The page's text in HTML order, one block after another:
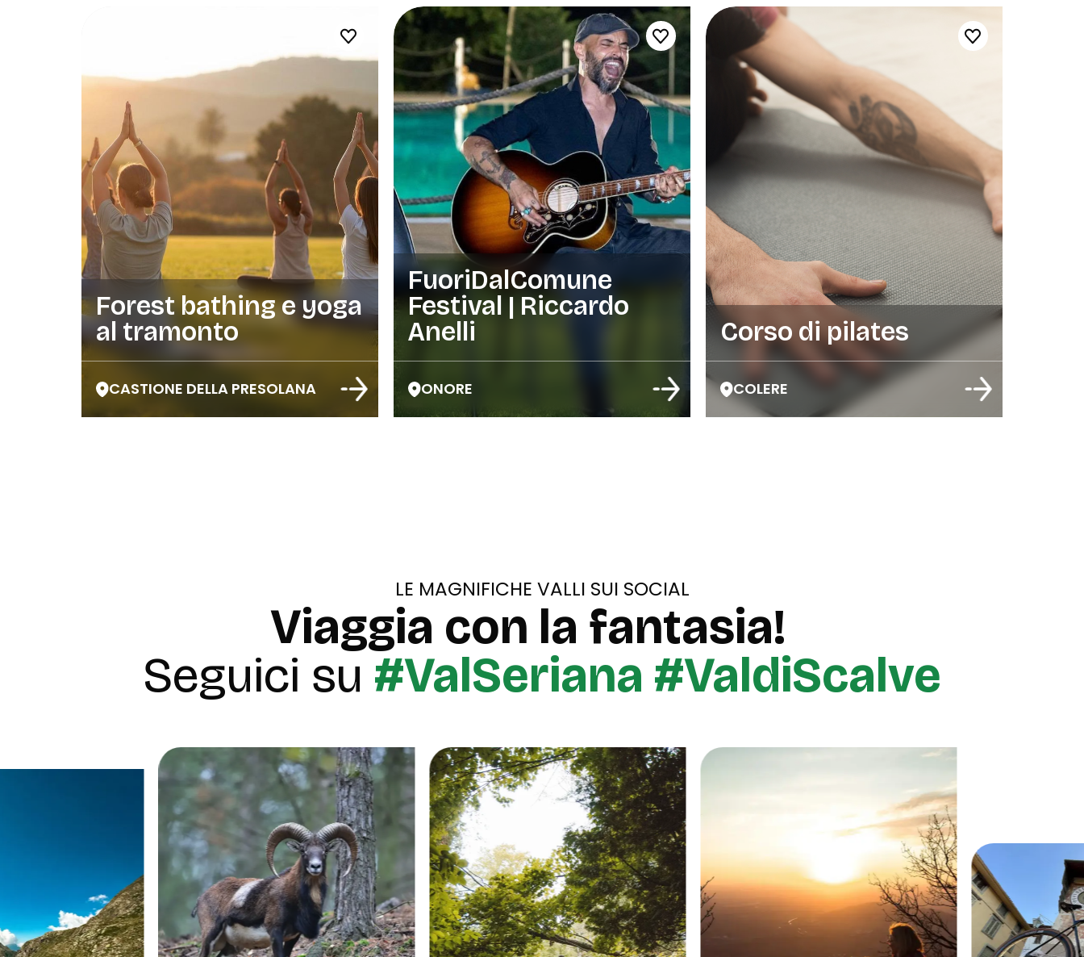
Forest bathing e yoga
al tramonto
CASTIONE DELLA PRESOLANA
FuoriDalComune
Festival | Riccardo
Anelli
ONORE
Corso di pilates
COLERE
LE MAGNIFICHE VALLI SUI SOCIAL
Viaggia con la fantasia!
Seguici su #ValSeriana #ValdiScalve